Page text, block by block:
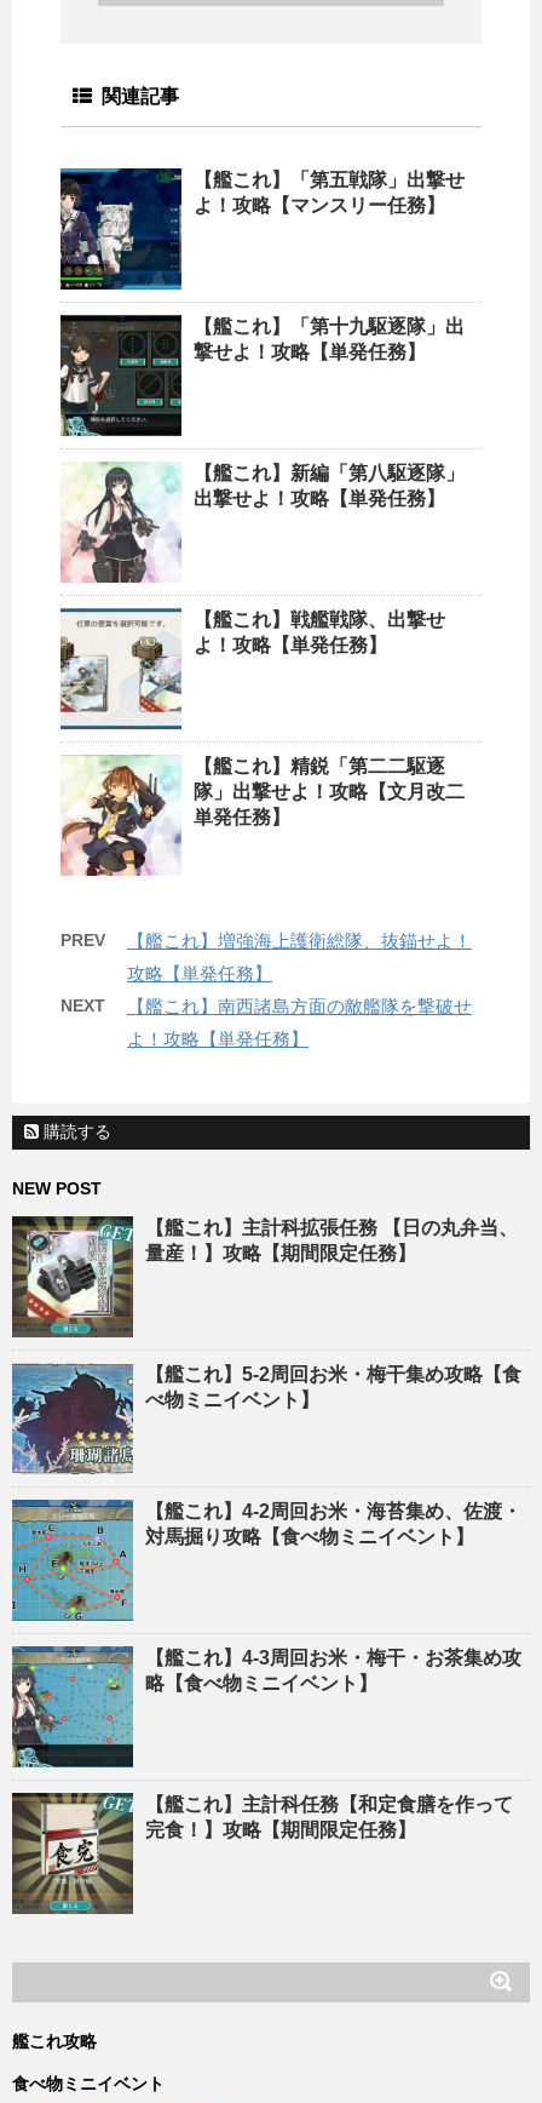
関連記事
【艦これ】「第五戦隊」出撃せ
よ！攻略【マンスリー任務】
【艦これ】「第十九駆逐隊」出
撃せよ！攻略【単発任務】
【艦これ】新編「第八駆逐隊」
出撃せよ！攻略【単発任務】
【艦これ】戦艦戦隊、出撃せ
よ！攻略【単発任務】
【艦これ】精鋭「第二二駆逐
隊」出撃せよ！攻略【文月改二
単発任務】
PREV
【艦これ】増強海上護衛総隊、抜錨せよ！
攻略【単発任務】
NEXT
【艦これ】南西諸島方面の敵艦隊を撃破せ
よ！攻略【単発任務】
購読する
NEW POST
【艦これ】主計科拡張任務 【日の丸弁当、
量産！】攻略【期間限定任務】
【艦これ】5-2周回お米・梅干集め攻略【食
べ物ミニイベント】
【艦これ】4-2周回お米・海苔集め、佐渡・
対馬掘り攻略【食べ物ミニイベント】
【艦これ】4-3周回お米・梅干・お茶集め攻
略【食べ物ミニイベント】
【艦これ】主計科任務【和定食膳を作って
完食！】攻略【期間限定任務】
艦これ攻略
食べ物ミニイベント